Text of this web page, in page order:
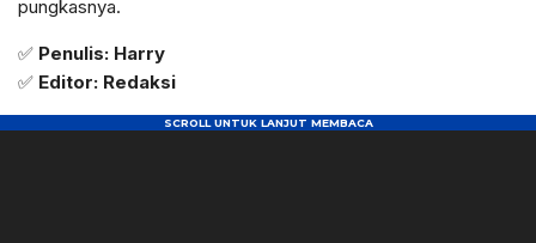
pungkasnya.
✅ Penulis: Harry
✅ Editor: Redaksi